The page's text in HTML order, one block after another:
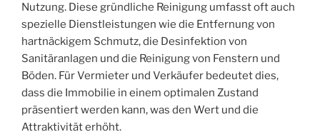
Nutzung. Diese gründliche Reinigung umfasst oft auch
spezielle Dienstleistungen wie die Entfernung von
hartnäckigem Schmutz, die Desinfektion von
Sanitäranlagen und die Reinigung von Fenstern und
Böden. Für Vermieter und Verkäufer bedeutet dies,
dass die Immobilie in einem optimalen Zustand
präsentiert werden kann, was den Wert und die
Attraktivität erhöht.